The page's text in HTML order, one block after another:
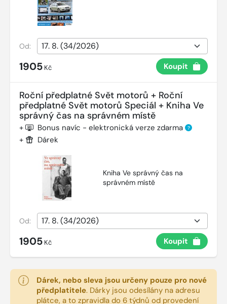
Od:
1905 Kč Koupit
Roční předplatné Svět motorů + Roční
předplatné Svět motorů Speciál + Kniha Ve
správný čas na správném místě
+ Bonus navíc - elektronická verze zdarma ?
+ Dárek
Kniha Ve správný čas na
správném místě
Od:
1905 Kč Koupit
Dárek, nebo sleva jsou určeny pouze pro nové
předplatitele. Dárky jsou odesílány na adresu
plátce, a to zpravidla do 6 týdnů od provedení